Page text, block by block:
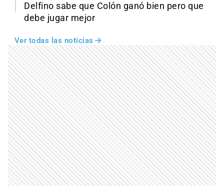
Delfino sabe que Colón ganó bien pero que
debe jugar mejor
Ver todas las noticias